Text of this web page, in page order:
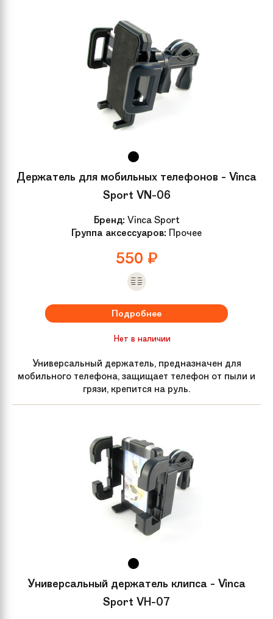
Держатель для мобильных телефонов - Vinca
Sport VN-06
Бренд: Vinca Sport
Группа аксессуаров: Прочее
550 ₽
Подробнее
Нет в наличии
Универсальный держатель, предназначен для
мобильного телефона, защищает телефон от пыли и
грязи, крепится на руль.
Универсальный держатель клипса - Vinca
Sport VH-07